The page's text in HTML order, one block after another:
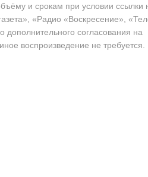
и срокам при условии ссылки
«Радио «Воскресение»,
дополнительного согласования на
воспроизведение не требуется.